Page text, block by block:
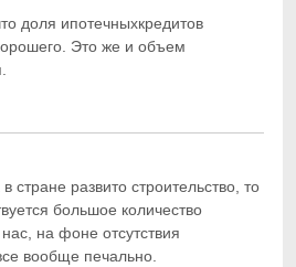
доля ипотечныхкредитов
Это же и объем
стране развито строительство, то
большое количество
на фоне отсутствия
вообще печально.